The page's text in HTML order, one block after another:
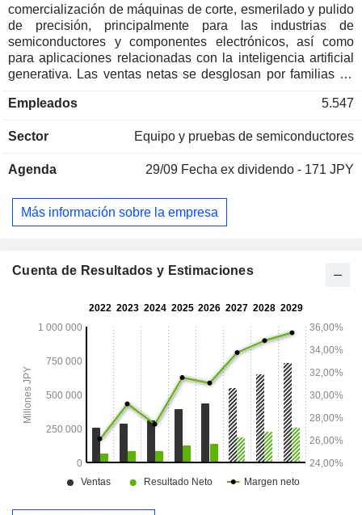
comercialización de máquinas de corte, esmerilado y pulido
de precisión, principalmente para las industrias de
semiconductores y componentes electrónicos, así como
para aplicaciones relacionadas con la inteligencia artificial
generativa. Las ventas netas se desglosan por familias de
precisión (64%): sierras de cadena, máquinas de grabado y
obleas, separadoras de troqueles, cepilladoras y sierras de
procesamiento de precisión (22%): cuchillas de corte,
de diamante, etc; - otros (14%): equipos y accesorios
relacionados. Las ventas netas se distribuyen
América (13,1%) y Europa (9,7%).
Empleados 5.547
Sector Equipo y pruebas de semiconductores
Agenda 29/09 Fecha ex dividendo - 171 JPY
Más información sobre la empresa
Cuenta de Resultados y Estimaciones